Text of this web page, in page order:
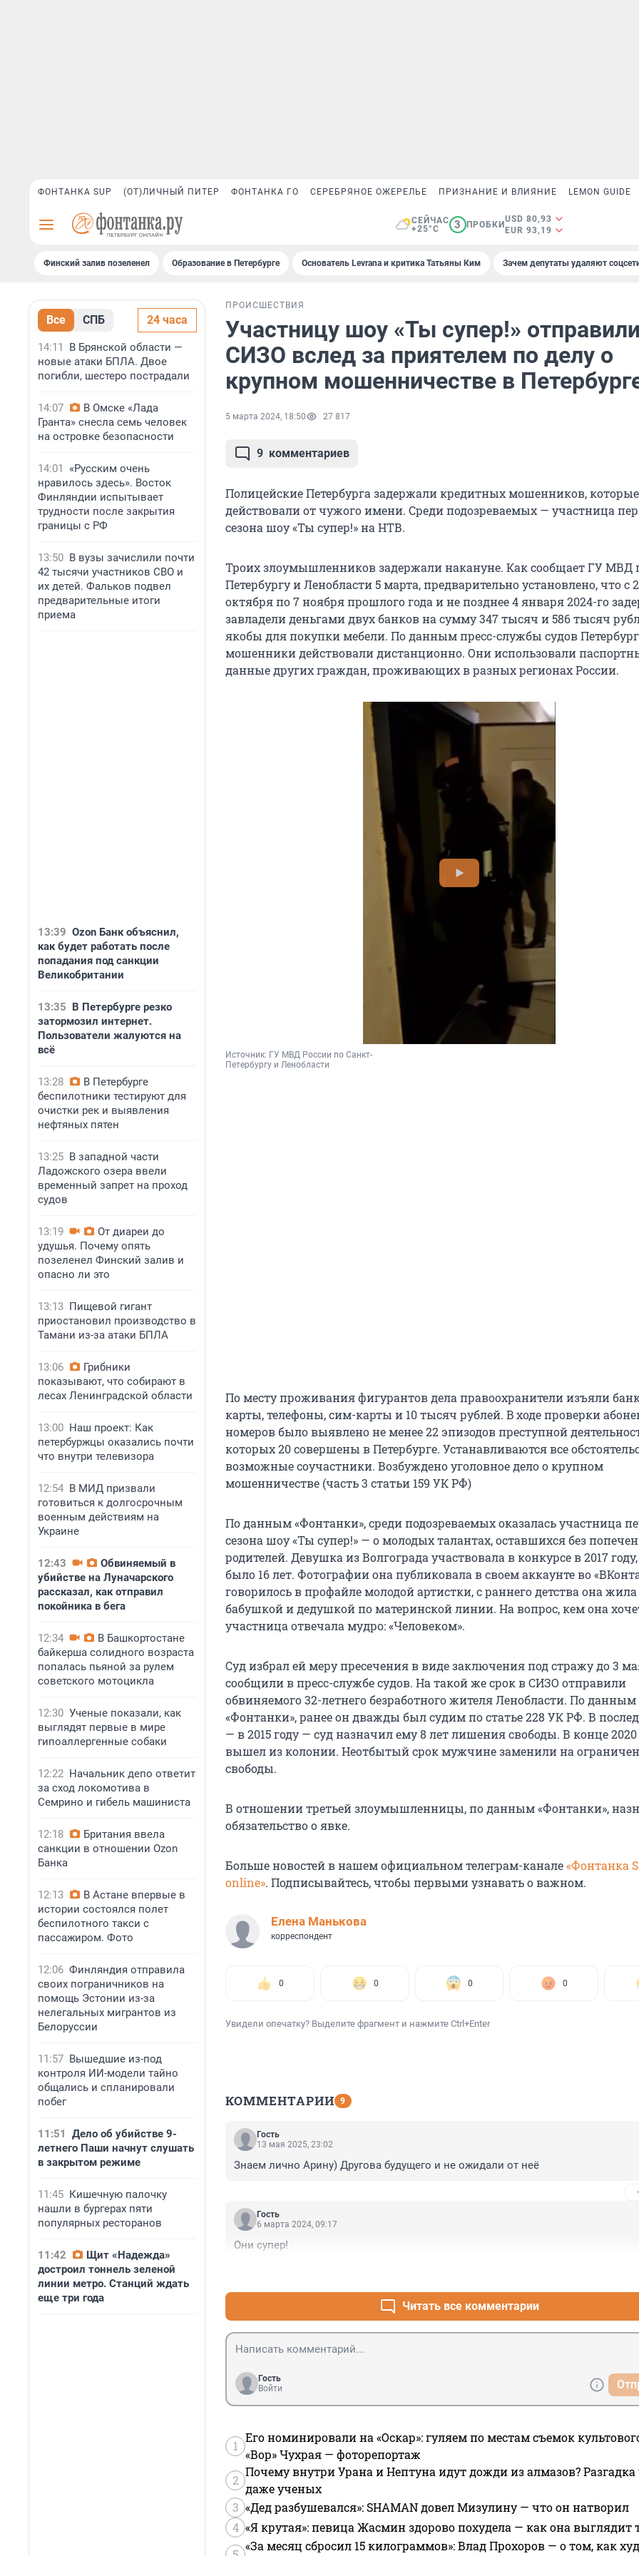
ФОНТАНКА SUP (ОТ)ЛИЧНЫЙ ПИТЕР ФОНТАНКА ГО СЕРЕБРЯНОЕ ОЖЕРЕЛЬЕ ПРИЗНАНИЕ И ВЛИЯНИЕ LEMON GUIDE
СЕЙЧАС
+25°C
3 ПРОБКИ
USD 80,93
EUR 93,19
Финский залив позеленел Образование в Петербурге Основатель Levrana и критика Татьяны Ким Зачем депутаты удаляют
Все СПБ 24 часа
14:11
В Брянской области —
новые атаки БПЛА. Двое
погибли, шестеро пострадали
14:07
В Омске «Лада
Гранта» снесла семь человек
на островке безопасности
14:01
«Русским очень
нравилось здесь». Восток
Финляндии испытывает
трудности после закрытия
границы с РФ
13:50 В вузы зачислили почти
42 тысячи участников СВО и
их детей. Фальков подвел
предварительные итоги
приема
13:39 Ozon Банк объяснил,
как будет работать после
попадания под санкции
Великобритании
13:35 В Петербурге резко
затормозил интернет.
Пользователи жалуются на
всё
13:28
В Петербурге
беспилотники тестируют для
очистки рек и выявления
нефтяных пятен
13:25 В западной части
Ладожского озера ввели
временный запрет на проход
судов
13:19
От диареи до
удушья. Почему опять
позеленел Финский залив и
опасно ли это
13:13 Пищевой гигант
приостановил производство в
Тамани из-за атаки БПЛА
13:06
Грибники
показывают, что собирают в
лесах Ленинградской области
13:00 Наш проект: Как
петербуржцы оказались почти
что внутри телевизора
12:54 В МИД призвали
готовиться к долгосрочным
военным действиям на
Украине
12:43
Обвиняемый в
убийстве на Луначарского
рассказал, как отправил
покойника в бега
12:34
В Башкортостане
байкерша солидного возраста
попалась пьяной за рулем
советского мотоцикла
12:30 Ученые показали, как
выглядят первые в мире
гипоаллергенные собаки
12:22 Начальник депо ответит
за сход локомотива в
Семрино и гибель машиниста
12:18
Британия ввела
санкции в отношении Ozon
Банка
12:13
В Астане впервые в
истории состоялся полет
беспилотного такси с
пассажиром. Фото
12:06 Финляндия отправила
своих пограничников на
помощь Эстонии из-за
нелегальных мигрантов из
Белоруссии
11:57 Вышедшие из-под
контроля ИИ-модели тайно
общались и спланировали
побег
11:51
Дело об убийстве 9-
летнего Паши начнут слушать
в закрытом режиме
11:45 Кишечную палочку
нашли в бургерах пяти
популярных ресторанов
11:42
Щит «Надежда»
достроил тоннель зеленой
линии метро. Станций ждать
еще три года
ПРОИСШЕСТВИЯ
Участницу шоу «Ты супер!»
СИЗО вслед за приятелем по делу о
крупном мошенничестве в
5 марта 2024, 18:50 27 817
9 комментариев
Полицейские Петербурга задержали кредитных мошенников, которые
действовали от чужого имени. Среди подозреваемых — участница
сезона шоу «Ты супер!» на НТВ.
Троих злоумышленников задержали накануне. Как сообщает ГУ МВД
Петербургу и Ленобласти 5 марта, предварительно установлено, что с
октября по 7 ноября прошлого года и не позднее 4 января 2024-го
завладели деньгами двух банков на сумму 347 тысяч и 586 тысяч
якобы для покупки мебели. По данным пресс-службы судов
мошенники действовали дистанционно. Они использовали
данные других граждан, проживающих в разных регионах России.
Источник: ГУ МВД России по Санкт-
Петербургу и Ленобласти
По месту проживания фигурантов дела правоохранители изъяли
карты, телефоны, сим-карты и 10 тысяч рублей. B ходе проверки
номеров было выявлено не менее 22 эпизодов преступной
которых 20 совершены в Петербурге. Устанавливаются все
возможные соучастники. Возбуждено уголовное дело о крупном
мошенничестве (часть 3 статьи 159 УК РФ)
По данным «Фонтанки», среди подозреваемых оказалась участница
сезона шоу «Ты супер!» — о молодых талантах, оставшихся без
родителей. Девушка из Волгограда участвовала в конкурсе в 2017
было 16 лет. Фотографии она публиковала в своем аккаунте во
говорилось в профайле молодой артистки, с раннего детства она жила
бабушкой и дедушкой по материнской линии. На вопрос, кем она
участница отвечала мудро: «Человеком».
Суд избрал ей меру пресечения в виде заключения под стражу до 3
сообщили в пресс-службе судов. На такой же срок в СИЗО отправили
обвиняемого 32-летнего безработного жителя Ленобласти. По данным
«Фонтанки», ранее он дважды был судим по статье 228 УК РФ. В
— в 2015 году — суд назначил ему 8 лет лишения свободы. В конце 2020
вышел из колонии. Неотбытый срок мужчине заменили на
свободы.
В отношении третьей злоумышленницы, по данным «Фонтанки»,
обязательство о явке.
Больше новостей в нашем официальном телеграм-канале«Фонтанка
online». Подписывайтесь, чтобы первыми узнавать о важном.
Елена Манькова
корреспондент
0 0 0 0
Увидели опечатку? Выделите фрагмент и нажмите Ctrl+Enter
КОММЕНТАРИИ 9
Гость
13 мая 2025, 23:02
Знаем лично Арину) Другова будущего и не ожидали от неё
Гость
6 марта 2024, 09:17
Они супер!
Читать все комментарии
Гость
Войти
1
Его номинировали на «Оскар»: гуляем по местам съемок
«Вор» Чухрая — фоторепортаж
2
Почему внутри Урана и Нептуна идут дожди из алмазов?
даже ученых
3 «Дед разбушевался»: SHAMAN довел Мизулину — что он натворил
4 «Я крутая»: певица Жасмин здорово похудела — как она выглядит
«За месяц сбросил 15 килограммов»: Влад Прохоров — о том, как